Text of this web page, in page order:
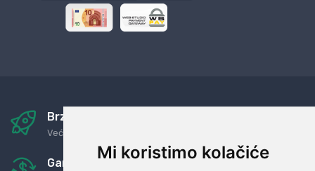
Mi koristimo kolačiće
Brza i sigurna dostava
Već za nekoliko dana kod vas
Garancija u povrat novaca